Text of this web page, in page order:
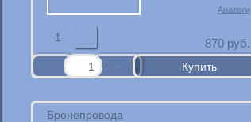
Аналоги
1 870руб.
Бронепровода